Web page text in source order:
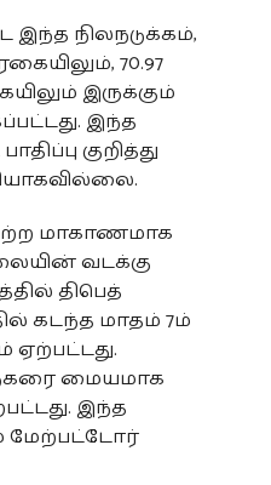
இந்த நிலநடுக்கம்,
70.97
இருக்கும்
இந்த
குறித்து
மாகாணமாக
வடக்கு
திபெத்
கடந்த மாதம் 7ம்
ஏற்பட்டது.
மையமாக
இந்த
மேற்பட்டோர்